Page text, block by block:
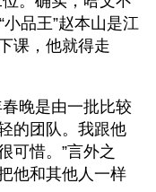
品王”赵本山是江
课，他就得走
晚是由一批比较
的团队。我跟他
可惜。”言外之
他和其他人一样